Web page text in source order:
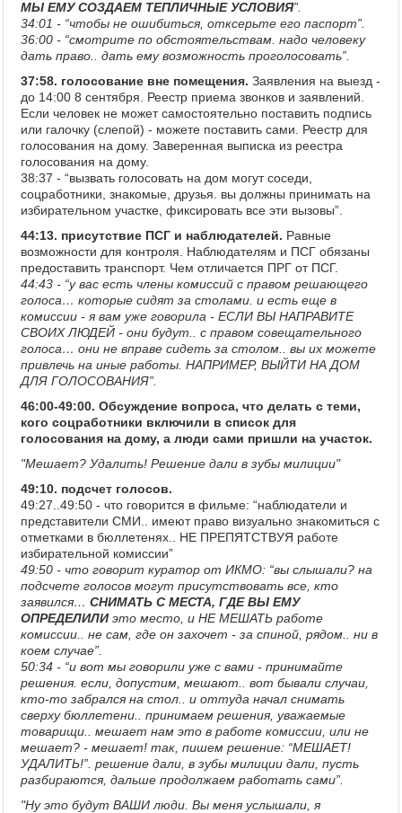
МЫ ЕМУ СОЗДАЕМ ТЕПЛИЧНЫЕ УСЛОВИЯ”.
34:01 - “чтобы не ошибиться, отксерьте его паспорт”.
36:00 - “смотрите по обстоятельствам. надо человеку
дать право.. дать ему возможность проголосовать”.
37:58. голосование вне помещения. Заявления на выезд -
до 14:00 8 сентября. Реестр приема звонков и заявлений.
Если человек не может самостоятельно поставить подпись
или галочку (слепой) - можете поставить сами. Реестр для
голосования на дому. Заверенная выписка из реестра
голосования на дому.
38:37 - “вызвать голосовать на дом могут соседи,
соцработники, знакомые, друзья. вы должны принимать на
избирательном участке, фиксировать все эти вызовы”.
44:13. присутствие ПСГ и наблюдателей. Равные
возможности для контроля. Наблюдателям и ПСГ обязаны
предоставить транспорт. Чем отличается ПРГ от ПСГ.
44:43 - “у вас есть члены комиссий с правом решающего
голоса… которые сидят за столами. и есть еще в
комиссии - я вам уже говорила - ЕСЛИ ВЫ НАПРАВИТЕ
СВОИХ ЛЮДЕЙ - они будут.. с правом совещательного
голоса… они не вправе сидеть за столом.. вы их можете
привлечь на иные работы. НАПРИМЕР, ВЫЙТИ НА ДОМ
ДЛЯ ГОЛОСОВАНИЯ”.
46:00-49:00. Обсуждение вопроса, что делать с теми,
кого соцработники включили в список для
голосования на дому, а люди сами пришли на участок.
"Мешает? Удалить! Решение дали в зубы милиции"
49:10. подсчет голосов.
49:27..49:50 - что говорится в фильме: “наблюдатели и
представители СМИ.. имеют право визуально знакомиться с
отметками в бюллетенях.. НЕ ПРЕПЯТСТВУЯ работе
избирательной комиссии”
49:50 - что говорит куратор от ИКМО: “вы слышали? на
подсчете голосов могут присутствовать все, кто
заявился… СНИМАТЬ С МЕСТА, ГДЕ ВЫ ЕМУ
ОПРЕДЕЛИЛИэто место, и НЕ МЕШАТЬ работе
комиссии.. не сам, где он захочет - за спиной, рядом.. ни в
коем случае”.
50:34 - “и вот мы говорили уже с вами - принимайте
решения. если, допустим, мешают.. вот бывали случаи,
кто-то забрался на стол.. и оттуда начал снимать
сверху бюллетени.. принимаем решения, уважаемые
товарищи.. мешает нам это в работе комиссии, или не
мешает? - мешает! так, пишем решение: “МЕШАЕТ!
УДАЛИТЬ!”. решение дали, в зубы милиции дали, пусть
разбираются, дальше продолжаем работать сами”.
"Ну это будут ВАШИ люди. Вы меня услышали, я